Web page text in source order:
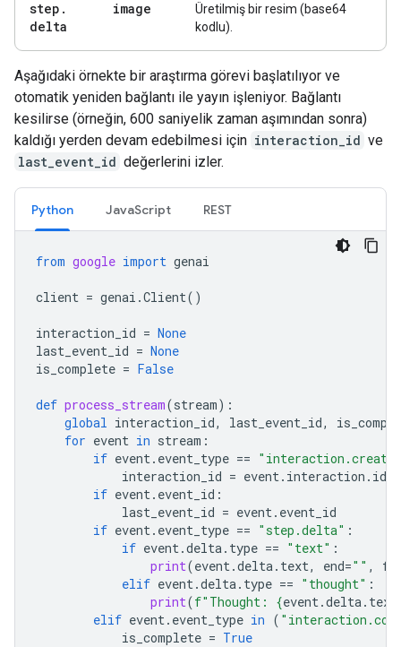
step .
delta
image
Üretilmiş bir resim (base64
kodlu).
Aşağıdaki örnekte bir araştırma görevi başlatılıyor ve
otomatik yeniden bağlantı ile yayın işleniyor. Bağlantı
kesilirse (örneğin, 600 saniyelik zaman aşımından sonra)
kaldığı yerden devam edebilmesi için interaction_id ve
last_event_id değerlerini izler.
Python JavaScript REST
from google import genai
client = genai .Client()
interaction_id = None
last_event_id = None
is_complete = False
def process_stream(stream):
global interaction_id, last_event_id,
for event in stream :
if event. event_type ==
interaction_id = event. interaction . id
if event. event_id :
last_event_id = event. event_id
if event. event_type == "step.delta" :
if event.delta. type == "text" :
print(event.delta. text, end="" ,
elif event.delta. type == "thought" :
print(f"Thought: {event.delta. text
elif event. event_type in (
is_complete = True